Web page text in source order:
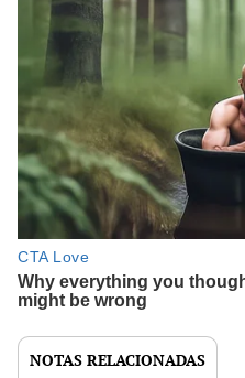
NOTAS RELACIONADAS